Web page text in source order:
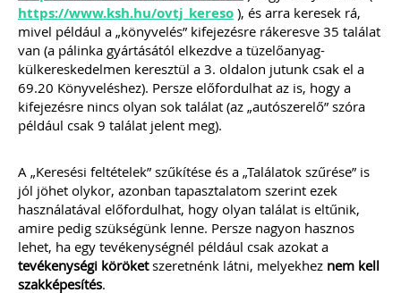
tevékenységek egyik kiemelt
időszaka a nyári szezon, amikor
szabadtéren is megrendezésre
kerülhetnek a különféle – gyakran
tematikus – vásárok. Írásunk
fókuszába azt az esetkört helyezzük,
amikor egy külföldi termelő,
gazdálkodó szeretné áruját belföldön
értékesíteni. Megvizsgáljuk, hogy
feltételeknek kell eleget tennie, illetve
[…]
Továbbolvasom »
Még több szakmai cikk »
https://www.ksh.hu/ovtj_kereso ), és arra keresek rá,
mivel például a „könyvelés” kifejezésre rákeresve 35 találat
van (a pálinka gyártásától elkezdve a tüzelőanyag-
külkereskedelmen keresztül a 3. oldalon jutunk csak el a
69.20 Könyveléshez). Persze előfordulhat az is, hogy a
kifejezésre nincs olyan sok találat (az „autószerelő” szóra
például csak 9 találat jelent meg).
A „Keresési feltételek” szűkítése és a „Találatok szűrése” is
jól jöhet olykor, azonban tapasztalatom szerint ezek
használatával előfordulhat, hogy olyan találat is eltűnik,
amire pedig szükségünk lenne. Persze nagyon hasznos
lehet, ha egy tevékenységnél például csak azokat a
tevékenységi köröketszeretnénk látni, melyekhez nem kell
szakképesítés.